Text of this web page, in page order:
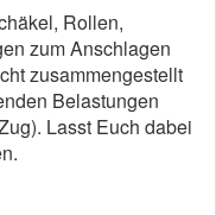
Rollen,
zum Anschlagen
zusammengestellt
Belastungen
Lasst Euch dabei